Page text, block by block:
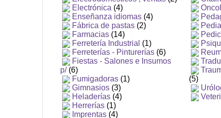
Electrónica (4)
Enseñanza idiomas (4)
Fábrica de pastas (2)
Farmacias (14)
Ferretería Industrial (1)
Ferreterías - Pinturerías (6)
Fiestas - Salones e Insumos
p/(6)
Fumigadoras (1)
Gimnasios (3)
Heladerías (4)
Herrerías (1)
Imprentas (4)
(5)